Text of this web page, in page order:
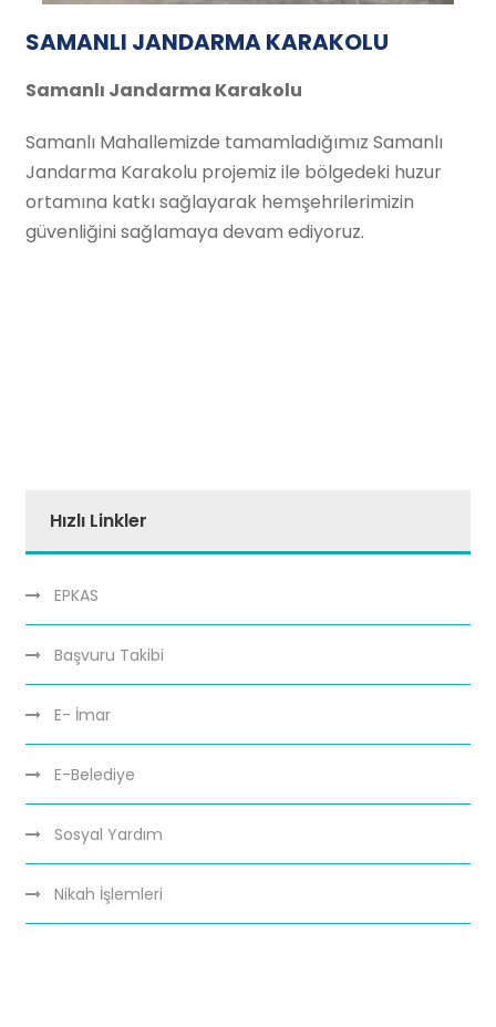
SAMANLI JANDARMA KARAKOLU
Samanlı Jandarma Karakolu
Samanlı Mahallemizde tamamladığımız Samanlı
Jandarma Karakolu projemiz ile bölgedeki huzur
ortamına katkı sağlayarak hemşehrilerimizin
güvenliğini sağlamaya devam ediyoruz.
Hızlı Linkler
EPKAS
Başvuru Takibi
E- İmar
E-Belediye
Sosyal Yardım
Nikah İşlemleri